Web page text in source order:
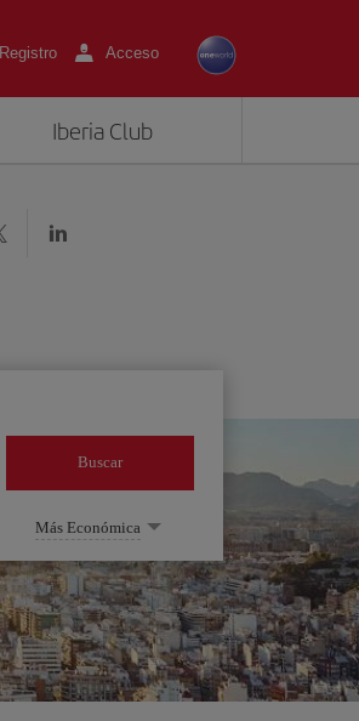
Registro Acceso
Iberia Club
Buscar
Más Económica